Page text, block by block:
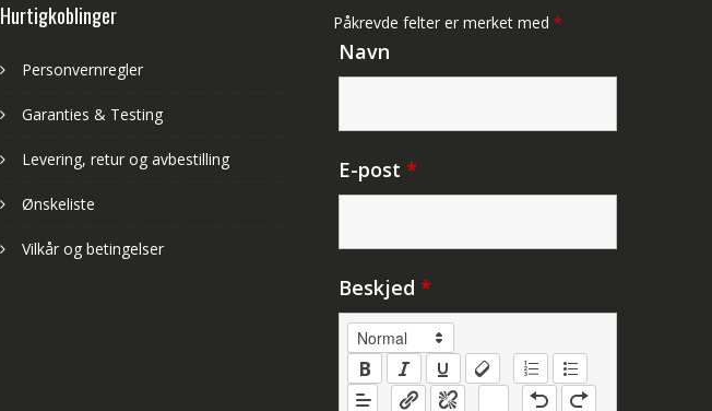
Hurtigkoblinger
Personvernregler
Garanties & Testing
Levering, retur og avbestilling
Ønskeliste
Vilkår og betingelser
Påkrevde felter er merket med *
Navn
E-post *
Beskjed *